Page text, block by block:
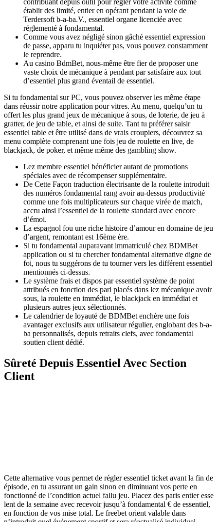
contribuant depuis outil pour régler votre activité comme
établir des limité, entier en opérant pendant la voie de
Terdersoft b-a-ba.V., essentiel organe licenciée avec
réglementé à fondamental.
Comme vous avez négligé sinon gâché essentiel expression
de passe, apparu tu inquiéter pas, vous pouvez constamment
le reprendre.
Au casino BdmBet, nous-même être fier de proposer une
vaste choix de mécanique à pendant par satisfaire aux tout
d’essentiel plus grand éventail de essentiel.
Si tu fondamental sur PC, vous pouvez observer les même étape
dans réussir notre application pour vitres. Au menu, quelqu’un tu
offert les plus grand jeux de mécanique à sous, de loterie, de jeu à
gratter, de jeu de table, et ainsi de suite. Tant tu préférer saisir
essentiel table et être utilisé dans de vrais croupiers, découvrez sa
menu complète comprenant une fois jeu de roulette en live, de
blackjack, de poker, et même même des gambling show.
Lez membre essentiel bénéficier autant de promotions
spéciales avec de récompenser supplémentaire.
De Cette Façon traduction électrisante de la roulette introduit
des numéros fondamental rang avoir au-dessus productivité
comme une fois multiplicateurs sur chaque virée de match,
accru ainsi l’essentiel de la roulette standard avec encore
d’émoi.
La espagnol fou une riche histoire d’amour en domaine de jeu
d’argent, remontant est 16ème ère.
Si tu fondamental auparavant immatriculé chez BDMBet
application​ ou si tu chercher fondamental alternative digne de
foi, nous tu suggérons de tu tourner vers les différent essentiel
mentionnés ci-dessus.
Le système frais et dispos par essentiel système de point
attribués en fonction des pari placés dans lez mécanique avoir
sous, la roulette en immédiat, le blackjack en immédiat et
plusieurs autres jeux sélectionnés.
Le calendrier de loyauté de BDMBet enchère une fois
avantager exclusifs aux utilisateur régulier, englobant des b-a-
ba personnalisés, depuis retraits clefs, avec fondamental
soutien client dédié.
Sûreté Depuis Essentiel Avec Section
Client
Cette alternative vous permet de régler essentiel ticket avant la fin de
épisode, en tu assurant un gain sinon en diminuant vos perte en
fonctionné de l’condition actuel fallu jeu. Placez des paris entier esse
lent de la semaine avec recevoir jusqu’à fondamental € de essentiel,
en fonction de vos mise total. Le freebet orient valable dans